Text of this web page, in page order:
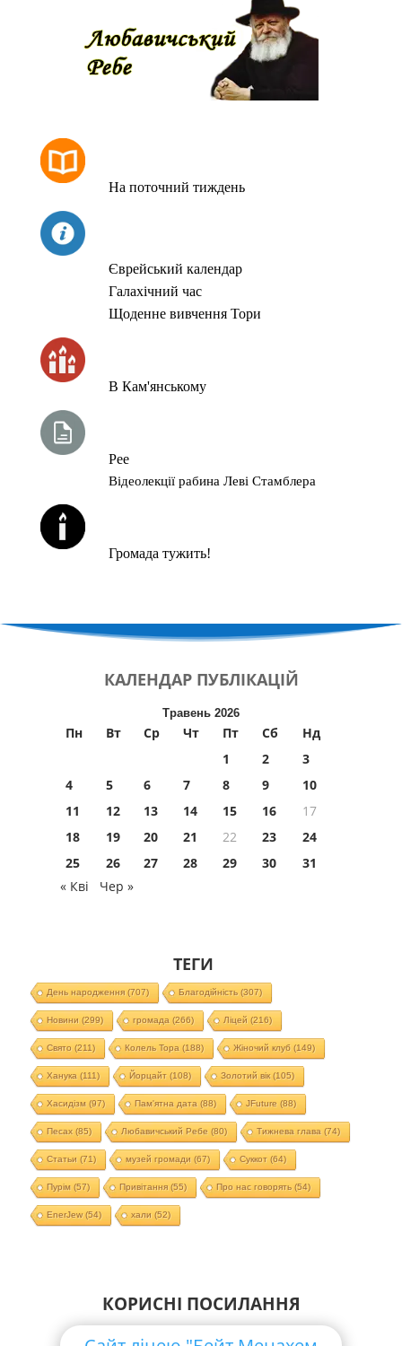
На поточний тиждень
Єврейський календар
Галахічний час
Щоденне вивчення Тори
В Кам'янському
Рее
Відеолекції рабина Леві Стамблера
Громада тужить!
КАЛЕНДАР ПУБЛІКАЦІЙ
Травень 2026
Пн Вт Ср Чт Пт Сб
Нд
1
2
3
4
5 6 7 8 9
10
11
12 13 14 15 16
17
18
19 20 21 22 23
24
25
26 27 28 29 30
31
« Кві
Чер »
ТЕГИ
День народження(707) Благодійність(307)
Новини (299) громада (266) Ліцей (216)
Свято (211) Колель Тора (188) Жіночий клуб (149)
Ханука (111) Йорцайт (108) Золотий вік(105)
Хасидізм (97) Пам'ятна дата (88) JFuture (88)
Песах(85) Любавичський Ребе (80) Тижнева глава (74)
Статьи (71) музей громади (67) Суккот (64)
Пурім (57) Привітання(55) Про нас говорять(54)
EnerJew(54) хали (52)
КОРИСНІ ПОСИЛАННЯ